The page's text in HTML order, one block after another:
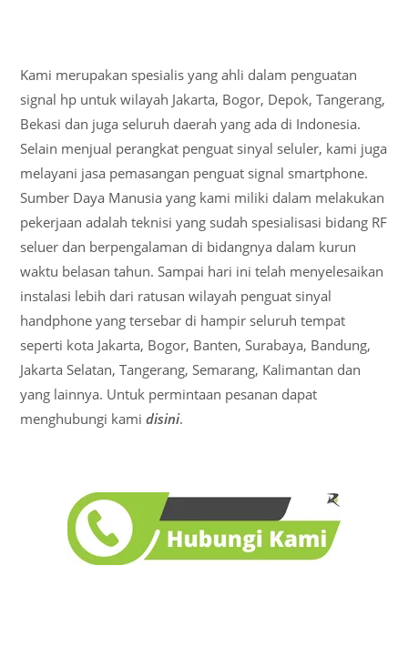
Kami merupakan spesialis yang ahli dalam penguatan
signal hp untuk wilayah Jakarta, Bogor, Depok, Tangerang,
Bekasi dan juga seluruh daerah yang ada di Indonesia.
Selain menjual perangkat penguat sinyal seluler, kami juga
melayani jasa pemasangan penguat signal smartphone.
Sumber Daya Manusia yang kami miliki dalam melakukan
pekerjaan adalah teknisi yang sudah spesialisasi bidang RF
seluer dan berpengalaman di bidangnya dalam kurun
waktu belasan tahun. Sampai hari ini telah menyelesaikan
instalasi lebih dari ratusan wilayah penguat sinyal
handphone yang tersebar di hampir seluruh tempat
seperti kota Jakarta, Bogor, Banten, Surabaya, Bandung,
Jakarta Selatan, Tangerang, Semarang, Kalimantan dan
yang lainnya. Untuk permintaan pesanan dapat
menghubungi kamidisini.